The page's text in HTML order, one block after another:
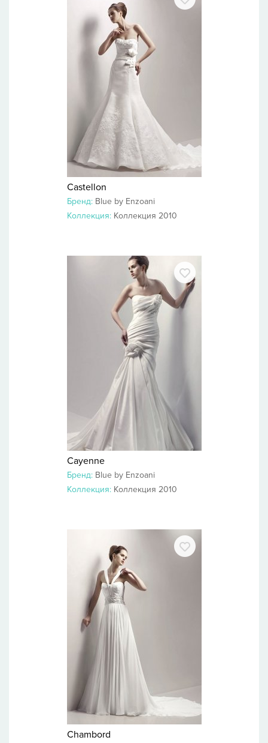
Castellon
Бренд: Blue by Enzoani
Коллекция: Коллекция 2010
Cayenne
Бренд: Blue by Enzoani
Коллекция: Коллекция 2010
Chambord